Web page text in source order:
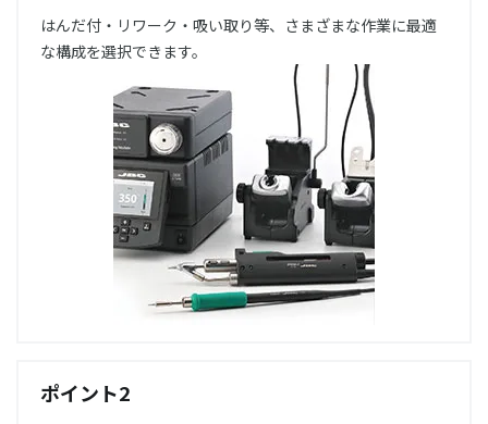
はんだ付・リワーク・吸い取り等、さまざまな作業に最適
な構成を選択できます。
ポイント2